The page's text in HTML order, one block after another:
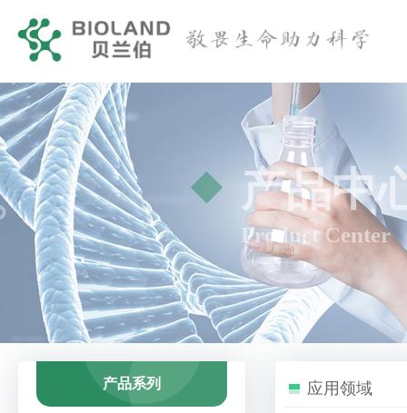
产品中
Product Center
产品系列 应用领域